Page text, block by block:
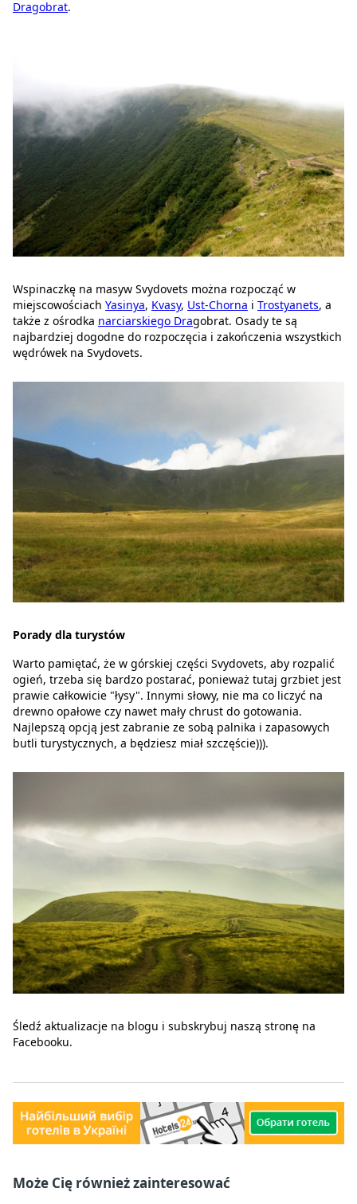
Dragobrat.
Wspinaczkę na masyw Svydovets można rozpocząć w
miejscowościach Yasinya, Kvasy, Ust-Chorna i Trostyanets, a
także z ośrodka narciarskiego Dragobrat. Osady te są
najbardziej dogodne do rozpoczęcia i zakończenia wszystkich
wędrówek na Svydovets.
Porady dla turystów
Warto pamiętać, że w górskiej części Svydovets, aby rozpalić
ogień, trzeba się bardzo postarać, ponieważ tutaj grzbiet jest
prawie całkowicie "łysy". Innymi słowy, nie ma co liczyć na
drewno opałowe czy nawet mały chrust do gotowania.
Najlepszą opcją jest zabranie ze sobą palnika i zapasowych
butli turystycznych, a będziesz miał szczęście))).
Śledź aktualizacje na blogu i subskrybuj naszą stronę na
Facebooku.
Może Cię również zainteresować